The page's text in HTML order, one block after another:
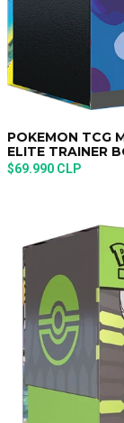
POKEMON TCG
ELITE TRAINER
$69.990 CLP